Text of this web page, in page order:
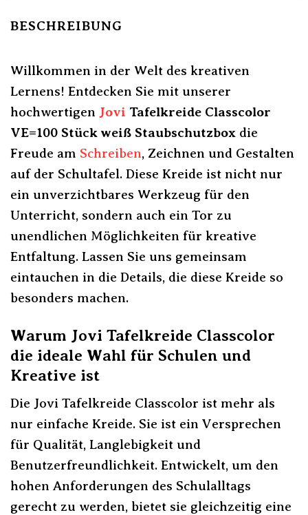
BESCHREIBUNG
Willkommen in der Welt des kreativen
Lernens! Entdecken Sie mit unserer
hochwertigen Jovi Tafelkreide Classcolor
VE=100 Stück weiß Staubschutzbox die
Freude am Schreiben, Zeichnen und Gestalten
auf der Schultafel. Diese Kreide ist nicht nur
ein unverzichtbares Werkzeug für den
Unterricht, sondern auch ein Tor zu
unendlichen Möglichkeiten für kreative
Entfaltung. Lassen Sie uns gemeinsam
eintauchen in die Details, die diese Kreide so
besonders machen.
Warum Jovi Tafelkreide Classcolor
die ideale Wahl für Schulen und
Kreative ist
Die Jovi Tafelkreide Classcolor ist mehr als
nur einfache Kreide. Sie ist ein Versprechen
für Qualität, Langlebigkeit und
Benutzerfreundlichkeit. Entwickelt, um den
hohen Anforderungen des Schulalltags
gerecht zu werden, bietet sie gleichzeitig eine